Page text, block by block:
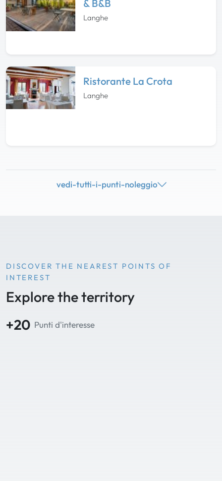
& B&B
Langhe
Ristorante La Crota
Langhe
vedi-tutti-i-punti-noleggio
DISCOVER THE NEAREST POINTS OF
INTEREST
Explore the territory
+20 Punti d'interesse